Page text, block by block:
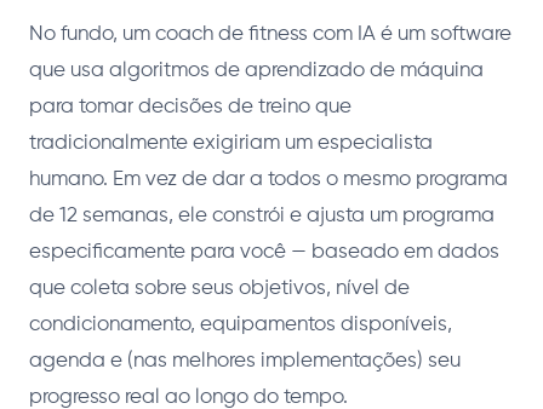
No fundo, um coach de fitness com IA é um software
que usa algoritmos de aprendizado de máquina
para tomar decisões de treino que
tradicionalmente exigiriam um especialista
humano. Em vez de dar a todos o mesmo programa
de 12 semanas, ele constrói e ajusta um programa
especificamente para você — baseado em dados
que coleta sobre seus objetivos, nível de
condicionamento, equipamentos disponíveis,
agenda e (nas melhores implementações) seu
progresso real ao longo do tempo.